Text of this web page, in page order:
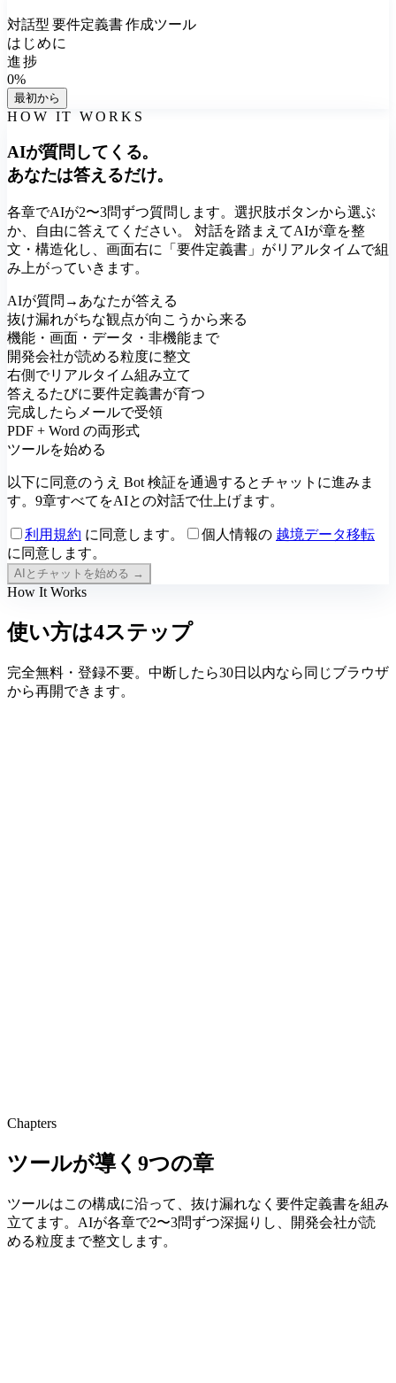
対話型 要件定義書 作成ツール
はじめに
進捗
0%
最初から
HOW IT WORKS
AIが質問してくる。
あなたは答えるだけ。
各章でAIが2〜3問ずつ質問します。選択肢ボタンから選ぶ
か、自由に答えてください。 対話を踏まえてAIが章を整
文・構造化し、画面右に「要件定義書」がリアルタイムで組
み上がっていきます。
AIが質問→あなたが答える
抜け漏れがちな観点が向こうから来る
機能・画面・データ・非機能まで
開発会社が読める粒度に整文
右側でリアルタイム組み立て
答えるたびに要件定義書が育つ
完成したらメールで受領
PDF + Word の両形式
ツールを始める
以下に同意のうえ Bot 検証を通過するとチャットに進みま
す。9章すべてをAIとの対話で仕上げます。
利用規約 に同意します。 個人情報の 越境データ移転
に同意します。
AIとチャットを始める →
How It Works
使い方は4ステップ
完全無料・登録不要。中断したら30日以内なら同じブラウザ
から再開できます。
Chapters
ツールが導く9つの章
ツールはこの構成に沿って、抜け漏れなく要件定義書を組み
立てます。AIが各章で2〜3問ずつ深掘りし、開発会社が読
める粒度まで整文します。